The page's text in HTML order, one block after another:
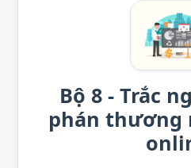
Bộ 8 - Trắc
phán thương